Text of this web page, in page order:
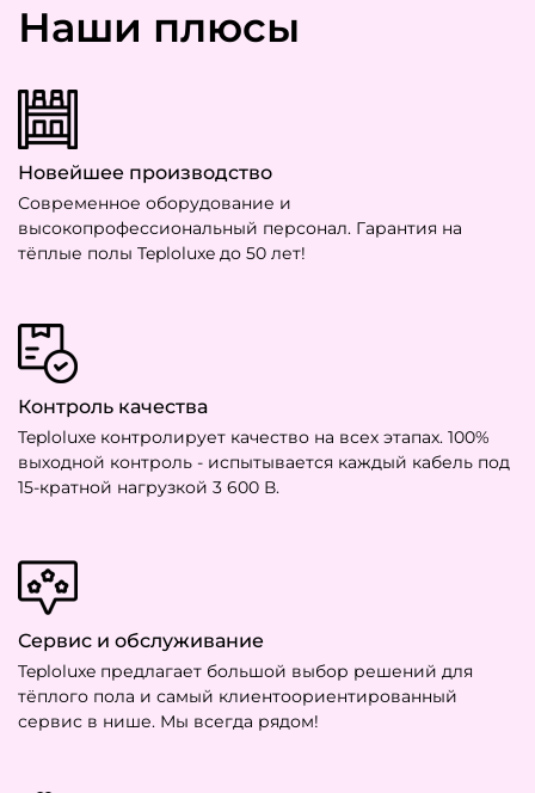
Наши плюсы
Новейшее производство
Современное оборудование и
высокопрофессиональный персонал. Гарантия на
тёплые полы Teploluxe до 50 лет!
Контроль качества
Teploluxe контролирует качество на всех этапах. 100%
выходной контроль - испытывается каждый кабель под
15-кратной нагрузкой 3 600 В.
Сервис и обслуживание
Teploluxe предлагает большой выбор решений для
тёплого пола и самый клиентоориентированный
сервис в нише. Мы всегда рядом!